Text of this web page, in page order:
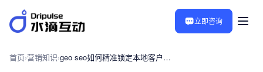
立即咨询
首页›营销知识› geo seo如何精准锁定本地客户提升转化率